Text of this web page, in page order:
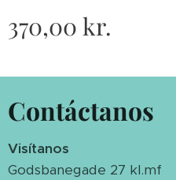
370,00 kr.
Contáctanos
Visítanos
Godsbanegade 27 kl.mf